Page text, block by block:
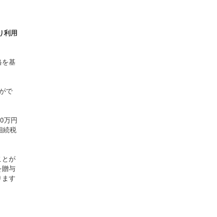
利用
を基
で
万円
続税
とが
贈与
す